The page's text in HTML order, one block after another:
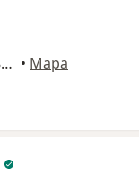
Cra. 30 corredor Universitario No. 1 - 850, Barranquilla • Mapa